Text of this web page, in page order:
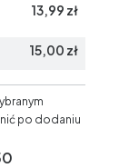
13,99 zł
15,00 zł
po dodaniu